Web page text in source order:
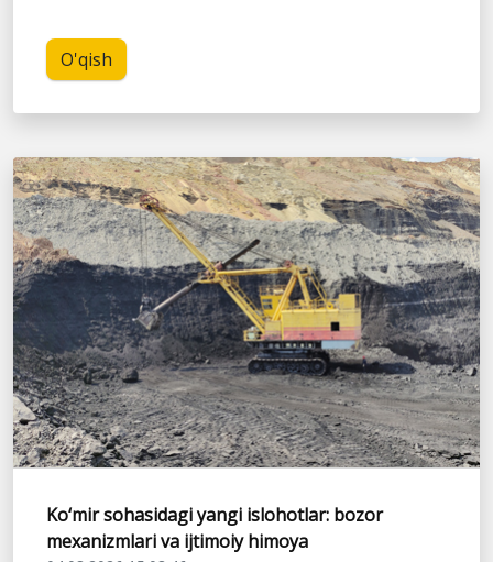
O'qish
Ko‘mir sohasidagi yangi islohotlar: bozor
mexanizmlari va ijtimoiy himoya